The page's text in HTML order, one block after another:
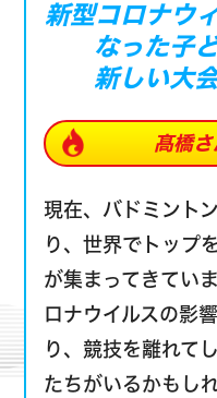
新型コロナウ
なった子
新しい大
髙橋さ
現在、バドミント
り、世界でトップ
が集まってきてい
ロナウイルスの影
り、競技を離れて
たちがいるかもし